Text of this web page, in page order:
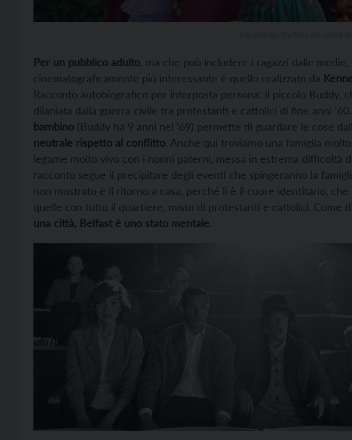
Per un pubblico adulto , ma che può includere i ragazzi dalle
cinematograficamente più interessante è quello realizzato da
Racconto autobiografico per interposta persona: il piccolo Buddy,
dilaniata dalla guerra civile tra protestanti e cattolici di fine anni
bambino (Buddy ha 9 anni nel ‘69) permette di guardare le cose
neutrale rispetto al conflitto. Anche qui troviamo una famiglia
legame molto vivo con i nonni paterni, messa in estrema difficoltà
racconto segue il precipitare degli eventi che spingeranno la
non mostrato è il ritorno a casa, perché lì è il cuore identitario,
quelle con tutto il quartiere, misto di protestanti e cattolici. Come
una città, Belfast è uno stato mentale.